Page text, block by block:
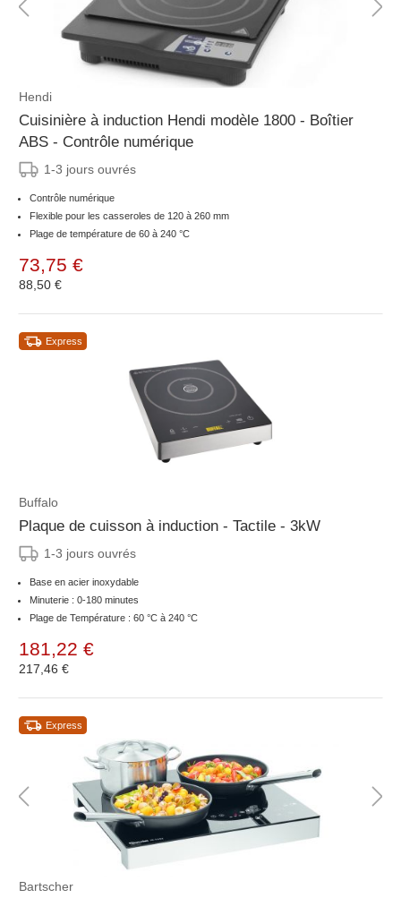
Hendi
Cuisinière à induction Hendi modèle 1800 - Boîtier
ABS - Contrôle numérique
1-3 jours ouvrés
Contrôle numérique
Flexible pour les casseroles de 120 à 260 mm
Plage de température de 60 à 240 °C
73,75 €
88,50 €
Express
Buffalo
Plaque de cuisson à induction - Tactile - 3kW
1-3 jours ouvrés
Base en acier inoxydable
Minuterie : 0-180 minutes
Plage de Température : 60 °C à 240 °C
181,22 €
217,46 €
Express
Bartscher